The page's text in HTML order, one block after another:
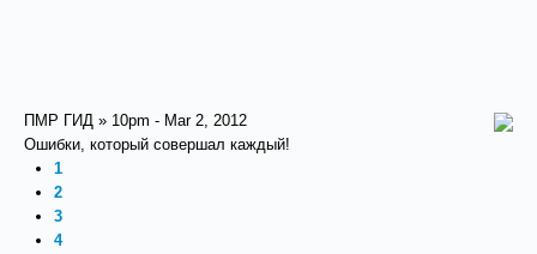
ПМР ГИД » 10pm - Mar 2, 2012
Ошибки, который совершал каждый!
1
2
3
4